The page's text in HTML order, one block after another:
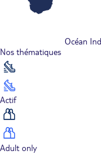
Océan
Nos thématiques
Actif
Adult only